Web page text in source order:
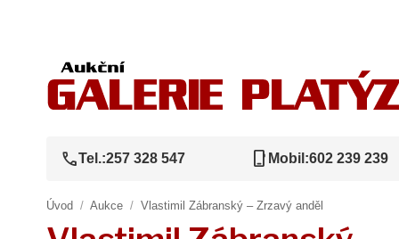
callTel.:257 328 547 phone_iphone Mobil:602 239 239
Úvod / Aukce / Vlastimil Zábranský – Zrzavý anděl